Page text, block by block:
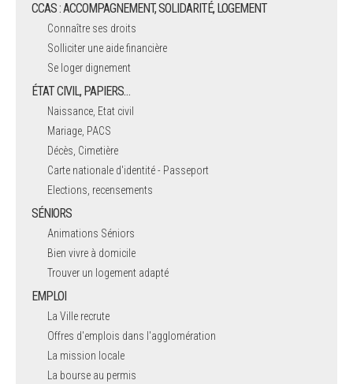
CCAS : ACCOMPAGNEMENT, SOLIDARITÉ, LOGEMENT
Connaître ses droits
Solliciter une aide financière
Se loger dignement
ÉTAT CIVIL, PAPIERS…
Naissance, Etat civil
Mariage, PACS
Décès, Cimetière
Carte nationale d'identité - Passeport
Elections, recensements
SÉNIORS
Animations Séniors
Bien vivre à domicile
Trouver un logement adapté
EMPLOI
La Ville recrute
Offres d'emplois dans l'agglomération
La mission locale
La bourse au permis